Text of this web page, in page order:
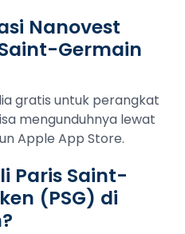
Nanovest
Germain
gratis untuk perangkat
mengunduhnya lewat
Apple App Store.
Paris Saint-
(PSG) di